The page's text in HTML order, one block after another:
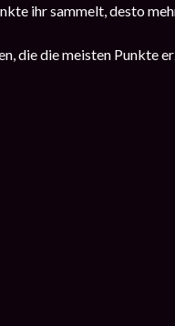
ihr sammelt, desto
die die meisten Punkte